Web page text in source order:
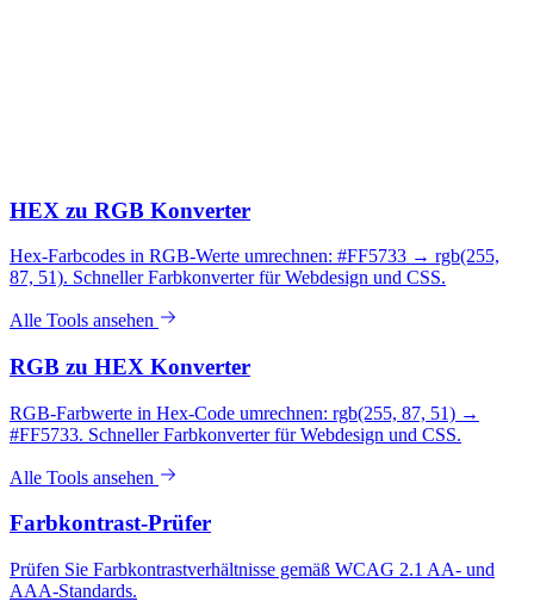
HEX zu RGB Konverter
Hex-Farbcodes in RGB-Werte umrechnen: #FF5733 → rgb(255,
87, 51). Schneller Farbkonverter für Webdesign und CSS.
Alle Tools ansehen
RGB zu HEX Konverter
RGB-Farbwerte in Hex-Code umrechnen: rgb(255, 87, 51) →
#FF5733. Schneller Farbkonverter für Webdesign und CSS.
Alle Tools ansehen
Farbkontrast-Prüfer
Prüfen Sie Farbkontrastverhältnisse gemäß WCAG 2.1 AA- und
AAA-Standards.